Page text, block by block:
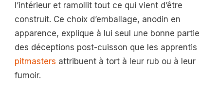
l’intérieur et ramollit tout ce qui vient d’être
construit. Ce choix d’emballage, anodin en
apparence, explique à lui seul une bonne partie
des déceptions post-cuisson que les apprentis
pitmasters attribuent à tort à leur rub ou à leur
fumoir.